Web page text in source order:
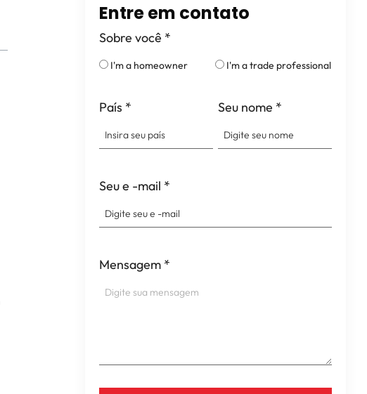
Entre em contato
Sobre você *
I'm a homeowner I'm a trade professional
País * Seu nome *
Seu e -mail *
Mensagem *